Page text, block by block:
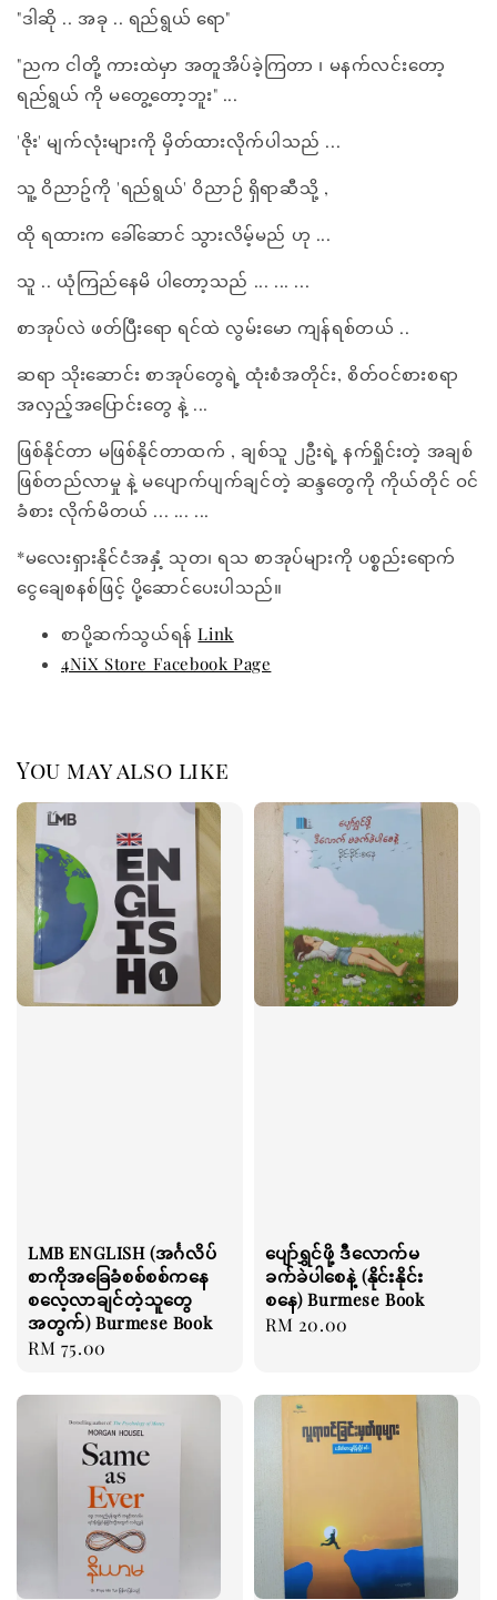
"ဒါဆို .. အခု .. ရည်ရွယ် ရော"
"ညက ငါတို့ ကားထဲမှာ အတူအိပ်ခဲ့ကြတာ ၊ မနက်လင်းတော့
ရည်ရွယ် ကို မတွေ့တော့ဘူး" ...
'ဇိုး' မျက်လုံးများကို မှိတ်ထားလိုက်ပါသည် ...
သူ့ ဝိညာဥ်ကို 'ရည်ရွယ်' ဝိညာဉ် ရှိရာဆီသို့ ,
ထို ရထားက ခေါ်ဆောင် သွားလိမ့်မည် ဟု ...
သူ .. ယုံကြည်နေမိ ပါတော့သည် ... ... ...
စာအုပ်လဲ ဖတ်ပြီးရော ရင်ထဲ လွမ်းမော ကျန်ရစ်တယ် ..
ဆရာ သိုးဆောင်း စာအုပ်တွေရဲ့ ထုံးစံအတိုင်း, စိတ်ဝင်စားစရာ
အလှည့်အပြောင်းတွေ နဲ့ ...
ဖြစ်နိုင်တာ မဖြစ်နိုင်တာထက် , ချစ်သူ ၂ဦးရဲ့ နက်ရှိုင်းတဲ့ အချစ်
ဖြစ်တည်လာမှု နဲ့ မပျောက်ပျက်ချင်တဲ့ ဆန္ဒတွေကို ကိုယ်တိုင် ဝင်
ခံစား လိုက်မိတယ် ... ... ...
*မလေးရှားနိုင်ငံအနှံ့ သုတ၊ ရသ စာအုပ်များကို ပစ္စည်းရောက်
ငွေချေစနစ်ဖြင့် ပို့ဆောင်ပေးပါသည်။
စာပို့ဆက်သွယ်ရန်Link
4NiX Store Facebook Page
You may also like
LMB ENGLISH (အင်္ဂလိပ်
စာကိုအခြေခံစစ်စစ်ကနေ
စလေ့လာချင်တဲ့သူတွေ
အတွက်) Burmese Book
Regular
RM 75.00
ပျော်ရွှင်ဖို့ ဒီလောက်မ
ခက်ခဲပါစေနဲ့ (နိုင်းနိုင်း
စနေ) Burmese Book
Regular
RM 20.00